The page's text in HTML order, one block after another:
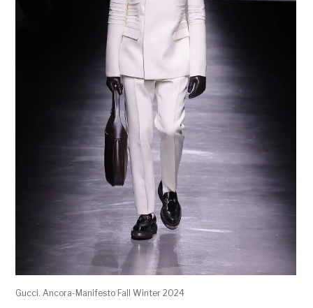
Gucci. Ancora-Manifesto Fall Winter 2024